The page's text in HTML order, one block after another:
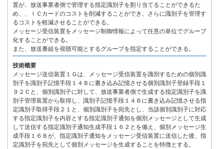
置が、放送事業者側で管理する指定識別子を割り当てることができるた
め、、ＩＣカードのコストを削減することができ、さらに識別子を管理す
るコストを軽減させることができる。
メッセージ受信装置をメッセージ制御情報によって任意の単位でグループ
化することができる。
また、放送番組を視聴可能とするグループを指定することができる。
技術概要
メッセージ送信装置１Ｇは、メッセージ受信装置を識別するための個別識
別子を識別子記憶手段１４Ｂに書き込み記憶させる個別識別子登録手段１
９２Ｃと、個別識別子に対して、放送事業者側で生成する指定識別子を識
別子管理装置から取得し、識別子記憶手段１４Ｂに書き込み記憶させる指
定識別子取得手段２１と、個別識別子を宛先とし、当該個別識別子に対応
する指定識別子を内容とする指定識別子通知を個別メッセージとして生成
して送信する指定識別子通知生成手段１６２とを備え、個別メッセージ生
成手段１６Ｂが、指定識別子通知をメッセージ受信装置に送信した後、指
定識別子を宛先として個別メッセージを生成することを特徴とする。